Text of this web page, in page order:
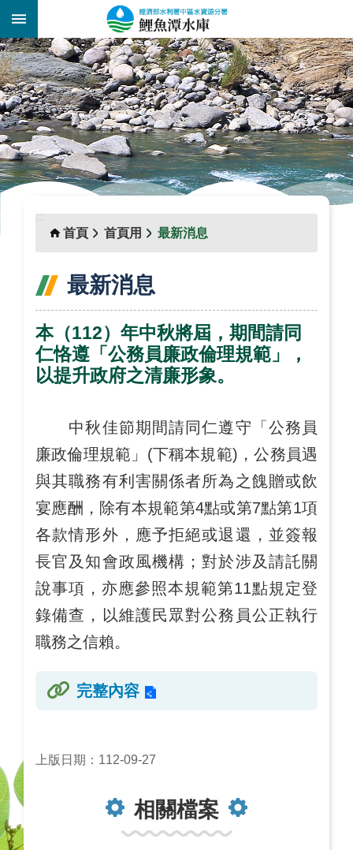
跳到主要內容區塊
::: _
:::
首頁
首頁用 最新消息
最新消息
本（112）年中秋將屆，期間請同
仁恪遵「公務員廉政倫理規範」，
以提升政府之清廉形象。
中秋佳節期間請同仁遵守「公務員
廉政倫理規範」(下稱本規範)，公務員遇
與其職務有利害關係者所為之餽贈或飲
宴應酬，除有本規範第4點或第7點第1項
各款情形外，應予拒絕或退還，並簽報
長官及知會政風機構；對於涉及請託關
說事項，亦應參照本規範第11點規定登
錄備查，以維護民眾對公務員公正執行
職務之信賴。
完整內容
上版日期：112-09-27
相關檔案